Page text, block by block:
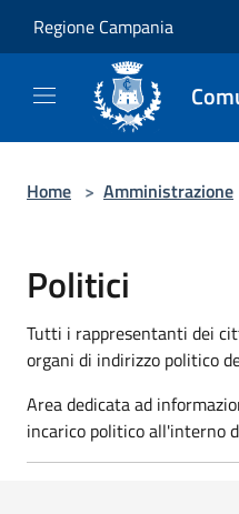
Regione Campania
Home > Amministrazione
Politici
Tutti i rappresentanti dei
organi di indirizzo politico
Area dedicata ad
incarico politico all'interno